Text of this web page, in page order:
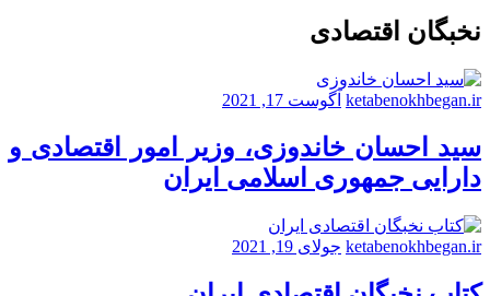
نخبگان اقتصادی
ketabenokhbegan.ir آگوست 17, 2021
سید احسان خاندوزی، وزیر امور اقتصادی و
دارایی جمهوری اسلامی ایران
ketabenokhbegan.ir جولای 19, 2021